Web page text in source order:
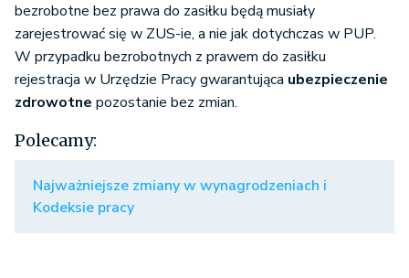
bezrobotne bez prawa do zasiłku będą musiały
zarejestrować się w ZUS-ie, a nie jak dotychczas w PUP.
W przypadku bezrobotnych z prawem do zasiłku
rejestracja w Urzędzie Pracy gwarantująca ubezpieczenie
zdrowotne pozostanie bez zmian.
Polecamy:
Najważniejsze zmiany w wynagrodzeniach i
Kodeksie pracy